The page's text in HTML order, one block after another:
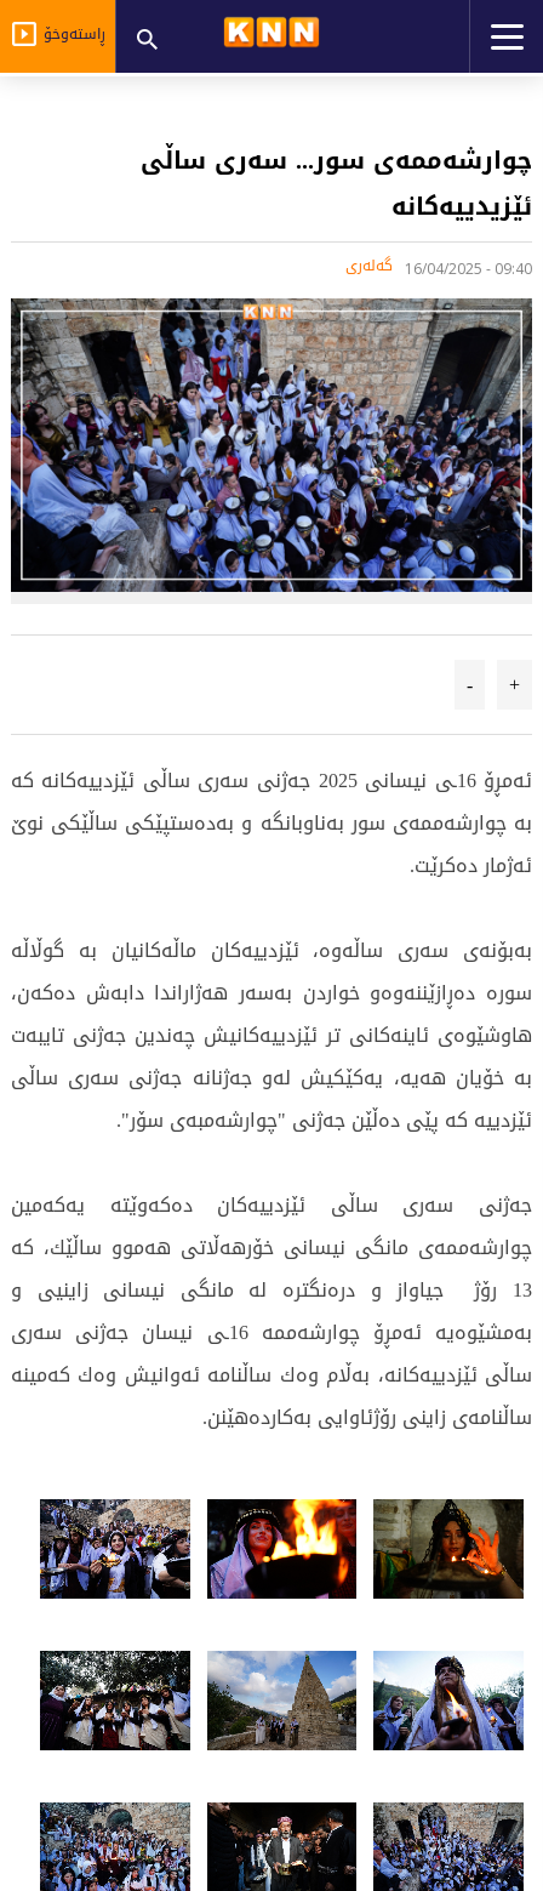
ڕاستەوخۆ
چوارشەممەی سور... سەری ساڵی
ئێزیدییەکانە
09:40 - 16/04/2025 گەلەری
+
-
ئەمڕۆ 16ـی نیسانی 2025 جەژنی سەری ساڵی ئێزدییەكانە كە
بە چوارشەممەی سور بەناوبانگە و بەدەستپێكی ساڵێكی نوێ‌
ئەژمار دەكرێت‌.
بەبۆنەی سەری ساڵەوە، ئێزدییەكان ماڵەكانیان بە گوڵاڵە
سورە دەڕازێننەوە‌و خواردن بەسەر هەژاراندا دابەش دەكەن،
هاوشێوەی ئاینەكانی تر ئێزدییەكانیش چەندین جەژنی تایبەت
بە خۆیان هەیە، یەكێكیش لەو جەژنانە جەژنی سەری ساڵی
ئێزدییە كە پێی دەڵێن جەژنی "چوارشەمبەی سۆر".
جەژنی سەری ساڵی ئێزدییەكان دەكەوێتە یەكەمین
چوارشەممەی مانگی نیسانی خۆرهەڵاتی هەموو ساڵێك، كە
13 رۆژ جیاواز و درەنگترە لە مانگی نیسانی زاینیی و
بەمشێوەیە ئەمڕۆ چوارشەممە 16ـی نیسان جەژنی سەری
ساڵی ئێزدییەكانە، بەڵام وەك ساڵنامە ئەوانیش وەك كەمینە
ساڵنامەی زاینی رۆژئاوایی بەكاردەهێنن.